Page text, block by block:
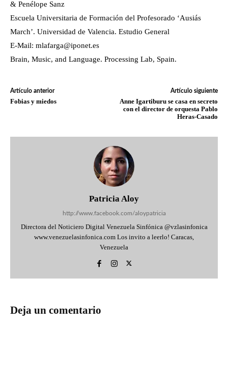
& Penélope Sanz
Escuela Universitaria de Formación del Profesorado ‘Ausiás
March’. Universidad de Valencia. Estudio General
E-Mail: mlafarga@iponet.es
Brain, Music, and Language. Processing Lab, Spain.
Artículo anterior
Fobias y miedos
Artículo siguiente
Anne Igartiburu se casa en secreto
con el director de orquesta Pablo
Heras-Casado
Patricia Aloy
http://www.facebook.com/aloypatricia
Directora del Noticiero Digital Venezuela Sinfónica @vzlasinfonica
www.venezuelasinfonica.com Los invito a leerlo! Caracas,
Venezuela
Deja un comentario